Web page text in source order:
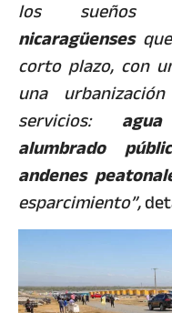
los
nicaragüenses
corto plazo, con
una
servicios:agua
alumbrado
andenes
esparcimiento”,